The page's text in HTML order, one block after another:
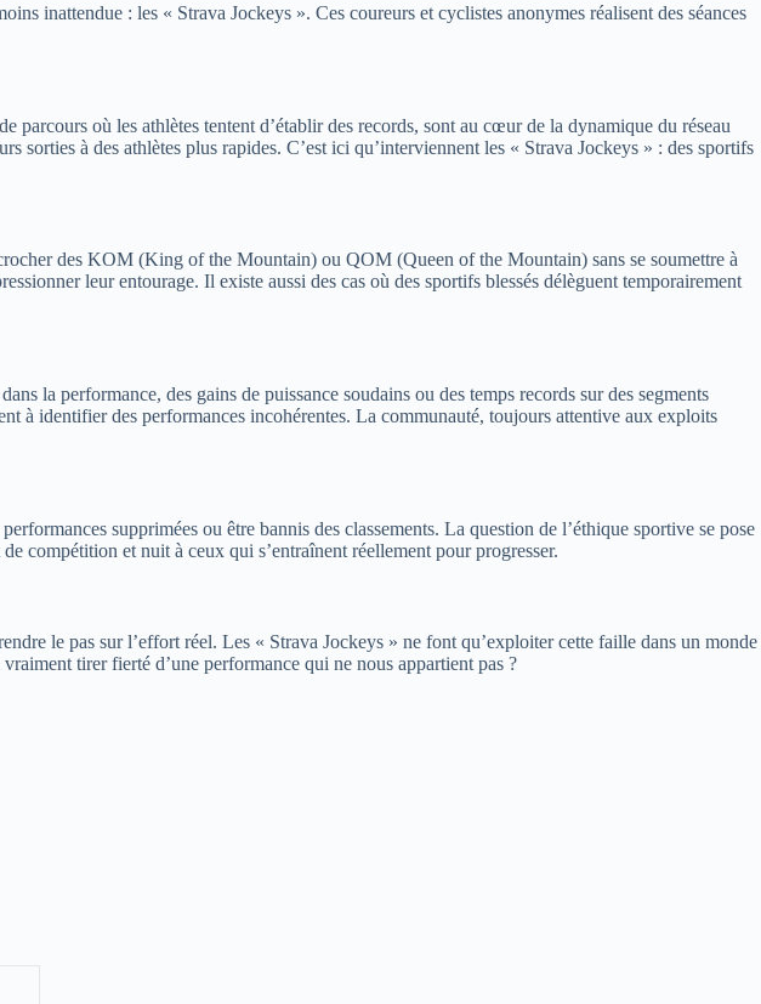
inattendue : les « Strava Jockeys ». Ces coureurs et cyclistes anonymes réalisent des séances
parcours où les athlètes tentent d’établir des records, sont au cœur de la dynamique du réseau
à des athlètes plus rapides. C’est ici qu’interviennent les « Strava Jockeys » : des sportifs
des KOM (King of the Mountain) ou QOM (Queen of the Mountain) sans se soumettre à
leur entourage. Il existe aussi des cas où des sportifs blessés délèguent temporairement
la performance, des gains de puissance soudains ou des temps records sur des segments
à identifier des performances incohérentes. La communauté, toujours attentive aux exploits
supprimées ou être bannis des classements. La question de l’éthique sportive se pose
compétition et nuit à ceux qui s’entraînent réellement pour progresser.
le pas sur l’effort réel. Les « Strava Jockeys » ne font qu’exploiter cette faille dans un monde
tirer fierté d’une performance qui ne nous appartient pas ?